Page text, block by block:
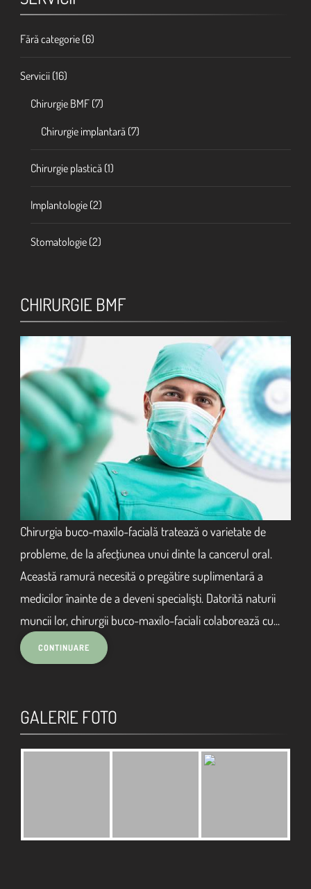
Fără categorie (6)
Servicii (16)
Chirurgie BMF (7)
Chirurgie implantară (7)
Chirurgie plastică (1)
Implantologie (2)
Stomatologie (2)
CHIRURGIE BMF
Chirurgia buco-maxilo-facială tratează o varietate de
probleme, de la afecţiunea unui dinte la cancerul oral.
Această ramură necesită o pregătire suplimentară a
medicilor înainte de a deveni specialişti. Datorită naturii
muncii lor, chirurgii buco-maxilo-faciali colaborează cu...
GALERIE FOTO